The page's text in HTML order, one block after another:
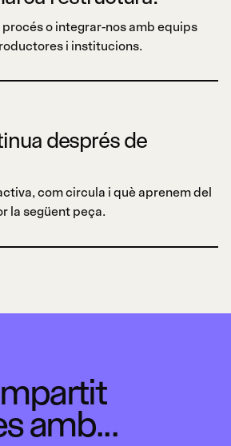
o integrar-nos amb equips
i institucions.
després de
com circula i què aprenem del
la següent peça.
amb...